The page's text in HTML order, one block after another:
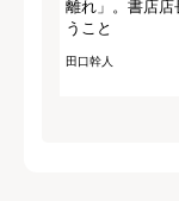
離れ」。書店店
うこと
田口幹人